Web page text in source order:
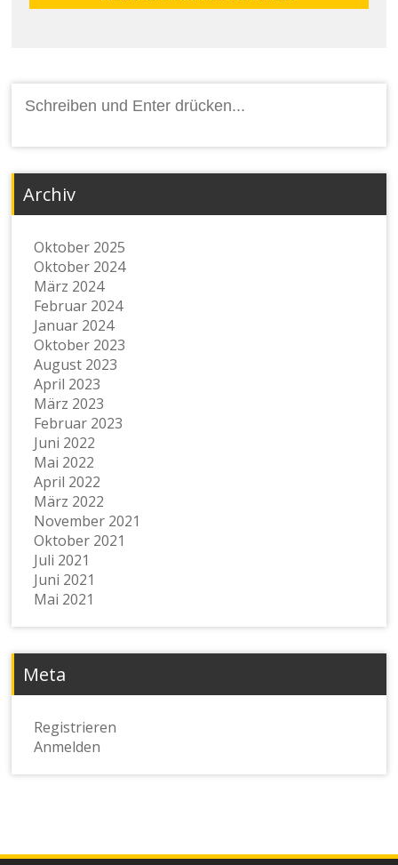
nach:
Archiv
Oktober 2025
Oktober 2024
März 2024
Februar 2024
Januar 2024
Oktober 2023
August 2023
April 2023
März 2023
Februar 2023
Juni 2022
Mai 2022
April 2022
März 2022
November 2021
Oktober 2021
Juli 2021
Juni 2021
Mai 2021
Meta
Registrieren
Anmelden